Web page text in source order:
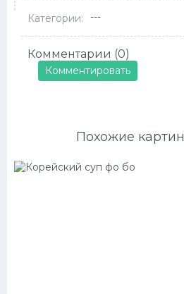
Категории: ---
Комментарии (0)
Комментировать
Похожие